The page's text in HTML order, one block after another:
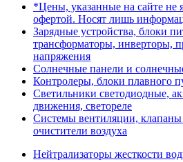
*Цены, указанные на сайте не
офертой. Носят лишь
Зарядные устройства, блоки
трансформаторы, инверторы,
напряжения
Солнечные панели и
Контролеры, блоки плавного
Светильники светодиодные,
движения, светореле
Системы вентиляции, клапаны
очистители воздуха
Нейтрализаторы жесткости